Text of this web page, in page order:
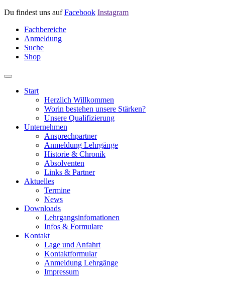
Du findest uns aufFacebook Instagram
Fachbereiche
Anmeldung
Suche
Shop
Start
Herzlich Willkommen
Worin bestehen unsere Stärken?
Unsere Qualifizierung
Unternehmen
Ansprechpartner
Anmeldung Lehrgänge
Historie & Chronik
Absolventen
Links & Partner
Aktuelles
Termine
News
Downloads
Lehrgangsinfomationen
Infos & Formulare
Kontakt
Lage und Anfahrt
Kontaktformular
Anmeldung Lehrgänge
Impressum